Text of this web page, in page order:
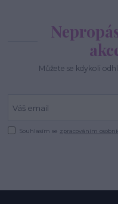
Můžete se kdykoli
Souhlasím se zpracováním